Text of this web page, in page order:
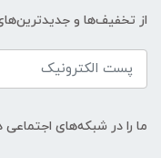
از تخفیف‌ها و
ما را در شبکه‌های اجتماعی